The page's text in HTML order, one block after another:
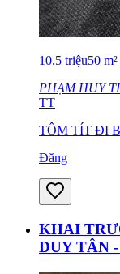
10.5 triệu50 m²
PHẠM HUY
TT
TÔM TÍT ĐI
Đăng
KHAI
DUY TÂN